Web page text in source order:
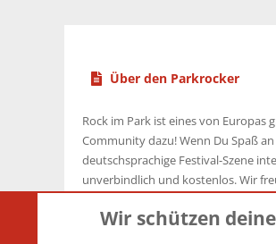
Über den Parkrocker
Rock im Park ist eines von Europas
Community dazu! Wenn Du Spaß
deutschsprachige Festival-Szene
unverbindlich und kostenlos. Wir
Wir schützen